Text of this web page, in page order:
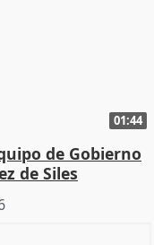
01:44
de Gobierno
de Siles